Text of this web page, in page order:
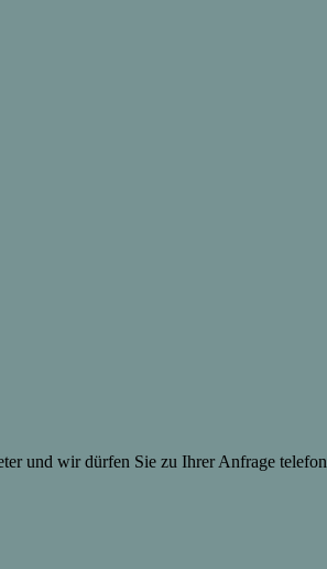
und wir dürfen Sie zu Ihrer Anfrage